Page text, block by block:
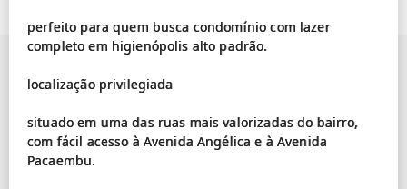
perfeito para quem busca condomínio com lazer
completo em higienópolis alto padrão.
localização privilegiada
situado em uma das ruas mais valorizadas do bairro,
com fácil acesso à Avenida Angélica e à Avenida
Pacaembu.